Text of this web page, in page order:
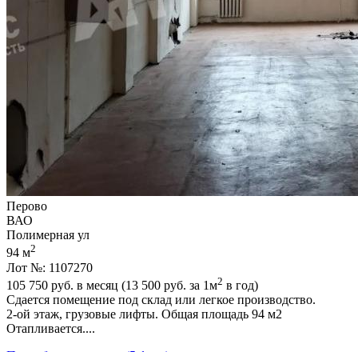
Перово
ВАО
Полимерная ул
94 м2
Лот №: 1107270
105 750 руб. в месяц (13 500 руб. за 1м2 в год)
Сдается помещение под склад или легкое производство.
2-ой этаж,­ грузовые лифты. Общая площадь 94 м2
Отапливается....